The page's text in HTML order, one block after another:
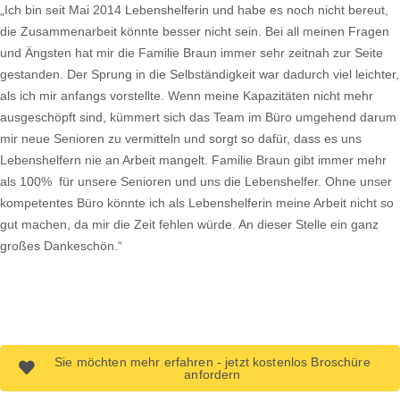
„Ich bin seit Mai 2014 Lebenshelferin und habe es noch nicht bereut,
die Zusammenarbeit könnte besser nicht sein. Bei all meinen Fragen
und Ängsten hat mir die Familie Braun immer sehr zeitnah zur Seite
gestanden. Der Sprung in die Selbständigkeit war dadurch viel leichter,
als ich mir anfangs vorstellte. Wenn meine Kapazitäten nicht mehr
ausgeschöpft sind, kümmert sich das Team im Büro umgehend darum
mir neue Senioren zu vermitteln und sorgt so dafür, dass es uns
Lebenshelfern nie an Arbeit mangelt. Familie Braun gibt immer mehr
als 100% für unsere Senioren und uns die Lebenshelfer. Ohne unser
kompetentes Büro könnte ich als Lebenshelferin meine Arbeit nicht so
gut machen, da mir die Zeit fehlen würde. An dieser Stelle ein ganz
großes Dankeschön.“
Sie möchten mehr erfahren - jetzt kostenlos Broschüre
anfordern